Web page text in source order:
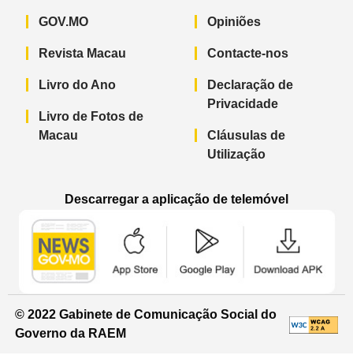
GOV.MO
Revista Macau
Livro do Ano
Livro de Fotos de
Macau
Opiniões
Contacte-nos
Declaração de
Privacidade
Cláusulas de
Utilização
Descarregar a aplicação de telemóvel
© 2022 Gabinete de Comunicação Social do
Governo da RAEM